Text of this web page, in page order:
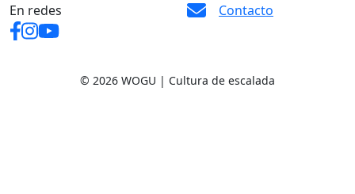
En redes Contacto
© 2026 WOGU | Cultura de escalada